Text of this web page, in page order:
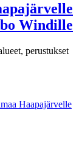
Windille
perustukset
Haapajärvelle